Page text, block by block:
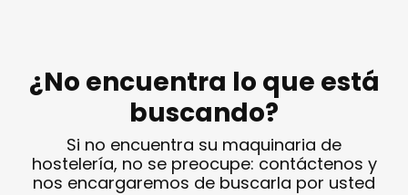
¿No encuentra lo que está
buscando?
Si no encuentra su maquinaria de
hostelería, no se preocupe: contáctenos y
nos encargaremos de buscarla por usted